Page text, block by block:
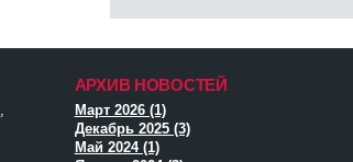
,
АРХИВ НОВОСТЕЙ
Март 2026 (1)
Декабрь 2025 (3)
Май 2024 (1)